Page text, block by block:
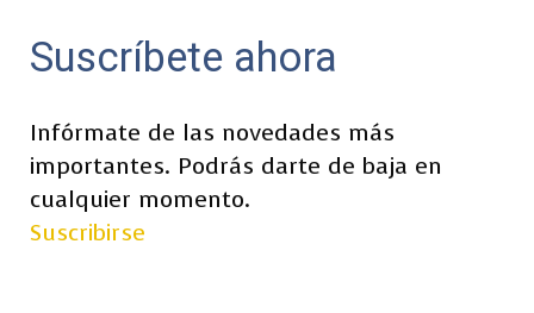
Suscríbete ahora
Infórmate de las novedades más
importantes. Podrás darte de baja en
cualquier momento.
Suscribirse